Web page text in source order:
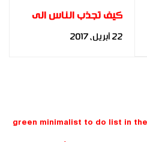
كيف تجذب الناس الى
محادثتك ‏؟
22 أبريل، 2017